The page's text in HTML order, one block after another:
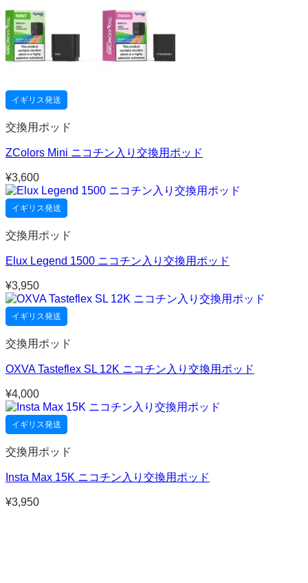
イギリス発送
交換用ポッド
ZColors Mini ニコチン入り交換用ポッド
¥3,600
イギリス発送
交換用ポッド
Elux Legend 1500 ニコチン入り交換用ポッド
¥3,950
イギリス発送
交換用ポッド
OXVA Tasteflex SL 12K ニコチン入り交換用ポッド
¥4,000
イギリス発送
交換用ポッド
Insta Max 15K ニコチン入り交換用ポッド
¥3,950